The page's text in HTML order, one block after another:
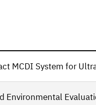
MCDI System for
Environmental